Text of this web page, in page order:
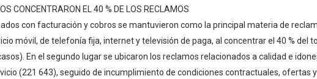
CONCENTRARON EL 40 % DE LOS RECLAMOS
con facturación y cobros se mantuvieron como la principal materia de
móvil, de telefonía fija, internet y televisión de paga, al concentrar el 40 % del
En el segundo lugar se ubicaron los reclamos relacionados a calidad e
(221 643), seguido de incumplimiento de condiciones contractuales, ofertas y